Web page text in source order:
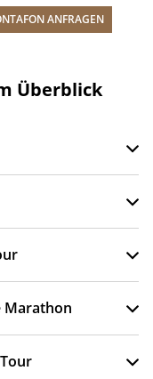
ANFRAGEN
Überblick